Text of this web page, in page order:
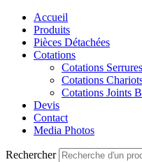
Accueil
Produits
Pièces Détachées
Cotations
Cotations Serrures
Cotations
Cotations Joints
Devis
Contact
Media Photos
Rechercher